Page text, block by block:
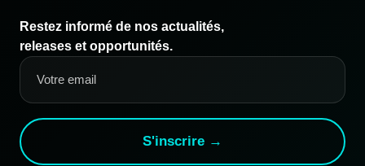
Restez informé de nos actualités,
releases et opportunités.
S'inscrire →